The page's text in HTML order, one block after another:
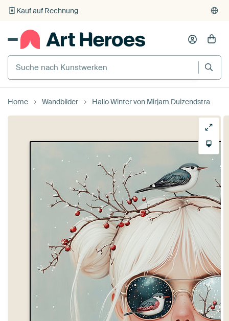
Kauf auf Rechnung
Individueller Druck auf Bestellung
Home Wandbilder Hallo Winter von Mirjam Duizendstra